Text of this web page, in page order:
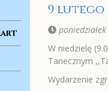
9 lutego
W niedzielę
Tanecznym
Wydarzenie